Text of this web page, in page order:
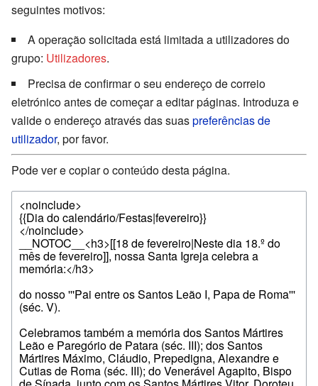
seguintes motivos:
A operação solicitada está limitada a utilizadores do
grupo: Utilizadores.
Precisa de confirmar o seu endereço de correio
eletrónico antes de começar a editar páginas. Introduza e
valide o endereço através das suaspreferências de
utilizador, por favor.
Pode ver e copiar o conteúdo desta página.